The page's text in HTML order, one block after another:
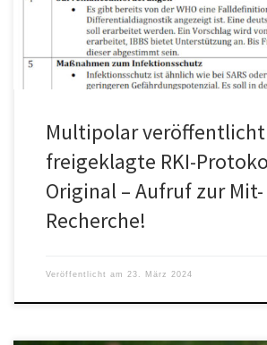
Multipolar veröffentlicht
freigeklagte RKI-
Original – Aufruf zur Mit-
Recherche!
Veröffentlicht am 23. März 2024